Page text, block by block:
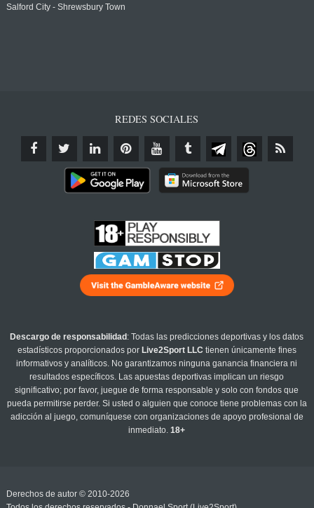
Salford City - Shrewsbury Town
REDES SOCIALES
Descargo de responsabilidad : Todas las predicciones deportivas y los datos
estadísticos proporcionados por Live2Sport LLC tienen únicamente fines
informativos y analíticos. No garantizamos ninguna ganancia financiera ni
resultados específicos. Las apuestas deportivas implican un riesgo
significativo; por favor, juegue de forma responsable y solo con fondos que
pueda permitirse perder. Si usted o alguien que conoce tiene problemas con la
adicción al juego, comuníquese con organizaciones de apoyo profesional de
inmediato.18+
Derechos de autor © 2010-2026